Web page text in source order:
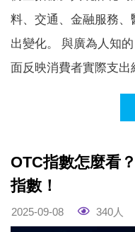
料、交通、金融服務
出變化。 與廣為人知
面反映消費者實際支出
OTC指數怎麼看
指數！
2025-09-08 340人